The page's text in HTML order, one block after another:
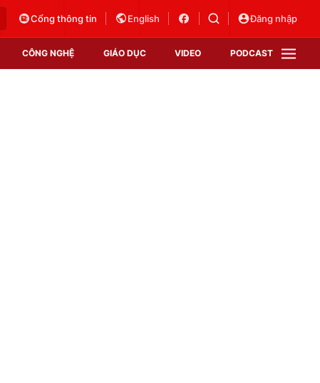
Cổng thông tin English Đăng nhập
CÔNG NGHỆ GIÁO DỤC VIDEO PODCAST